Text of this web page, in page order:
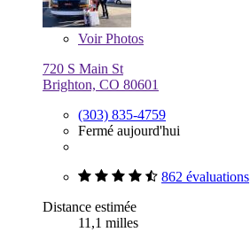
VoirPhotos
720 S Main St
Brighton, CO 80601
(303) 835-4759
Fermé aujourd'hui
862 évaluations
Distance estimée
11,1 milles